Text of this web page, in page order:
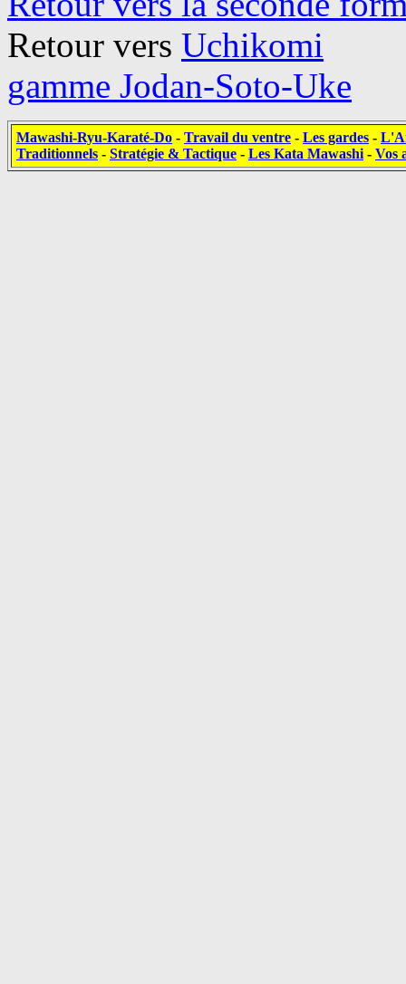
Retour vers Uchikomi
gamme Jodan-Soto-Uke
Mawashi-Ryu-Karaté-Do - Travail du ventre - Les gardes -
Traditionnels - Stratégie & Tactique - Les Kata Mawashi - Vos